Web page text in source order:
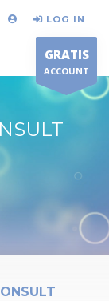
LOG IN
GRATIS
ACCOUNT